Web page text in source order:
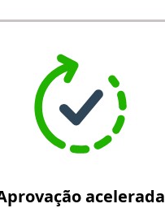
acelerada